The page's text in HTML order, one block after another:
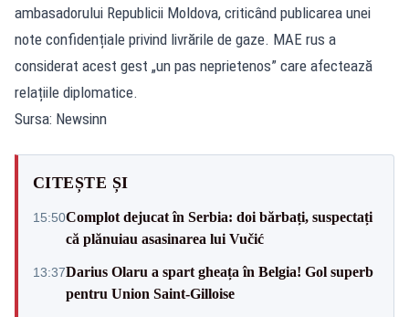
ambasadorului Republicii Moldova, criticând publicarea unei
note confidențiale privind livrările de gaze. MAE rus a
considerat acest gest „un pas neprietenos” care afectează
relațiile diplomatice.
Sursa: Newsinn
CITEȘTE ȘI
15:50Complot dejucat în Serbia: doi bărbați, suspectați
că plănuiau asasinarea lui Vučić
13:37Darius Olaru a spart gheața în Belgia! Gol superb
pentru Union Saint-Gilloise